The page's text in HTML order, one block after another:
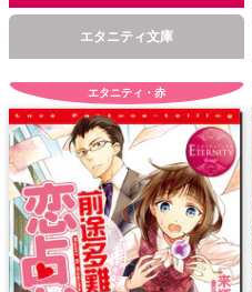
エタニティ文庫
エタニティ・赤